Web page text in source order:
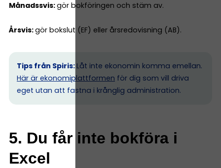
Månadssvis:gör bokföringen och stäm av.
Årsvis:gör bokslut (EF) eller årsredovisning (AB).
Tips från Spiris: Låt inte ekonomin komma emellan.
Här är ekonomiplattformen för dig som vill driva
eget utan att fastna i krånglig administration.
5. Du får inte bokföra i
Excel